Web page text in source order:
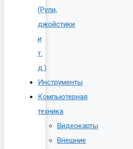
(Рули,
джойстики
и
т.
д.)
Инструменты
Компьютерная
техника
Видеокарты
Внешние